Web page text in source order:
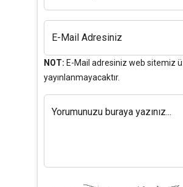
E-Mail Adresiniz
NOT: E-Mail adresiniz web sitemiz
yayınlanmayacaktır.
Yorumunuzu buraya yazınız...